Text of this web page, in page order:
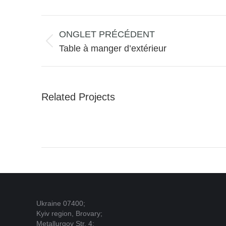
de
commentaire
ONGLET PRÉCÉDENT
Onglet
Table à manger d’extérieur
Related Projects
Ukraine 07400;
Kyiv region, Brovary;
Metallurgov Str. 4;